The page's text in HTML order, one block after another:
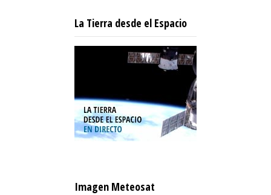
La Tierra desde el Espacio
Imagen Meteosat